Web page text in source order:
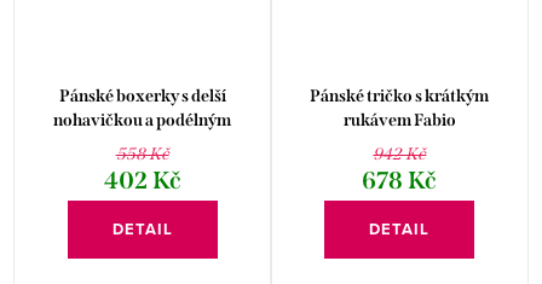
Pánské boxerky s delší
nohavičkou a podélným
proužkem vzor 315 Fabio
558 Kč
402 Kč
DETAIL
Pánské tričko s krátkým
rukávem Fabio
942 Kč
678 Kč
DETAIL